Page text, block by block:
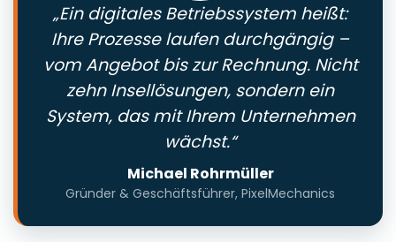
„Ein digitales Betriebssystem heißt:
Ihre Prozesse laufen durchgängig –
vom Angebot bis zur Rechnung. Nicht
zehn Insellösungen, sondern ein
System, das mit Ihrem Unternehmen
wächst.“
Michael Rohrmüller
Gründer & Geschäftsführer, PixelMechanics